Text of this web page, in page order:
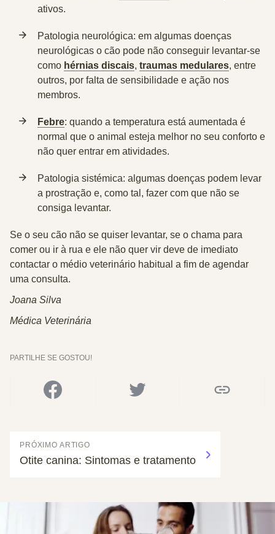
ativos.
Patologia neurológica: em algumas doenças
neurológicas o cão pode não conseguir levantar-se
como hérnias discais, traumas medulares, entre
outros, por falta de sensibilidade e ação nos
membros.
Febre: quando a temperatura está aumentada é
normal que o animal esteja melhor no seu conforto e
não quer entrar em atividades.
Patologia sistémica: algumas doenças podem levar
a prostração e, como tal, fazer com que não se
consiga levantar.
Se o seu cão não se quiser levantar, se o chama para
comer ou ir à rua e ele não quer vir deve de imediato
contactar o médio veterinário habitual a fim de agendar
uma consulta.
Joana Silva
Médica Veterinária
PARTILHE SE GOSTOU!
PRÓXIMO ARTIGO
Otite canina: Sintomas e tratamento